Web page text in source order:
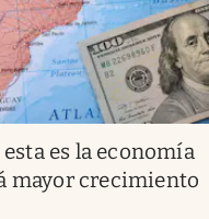
es la economía
mayor crecimiento